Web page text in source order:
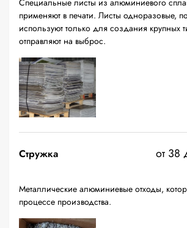
Специальные листы из алюминиевого
применяют в печати. Листы одноразовые,
используют только для создания крупных
отправляют на выброс.
Стружка от 38
Металлические алюминиевые отходы,
процессе производства.